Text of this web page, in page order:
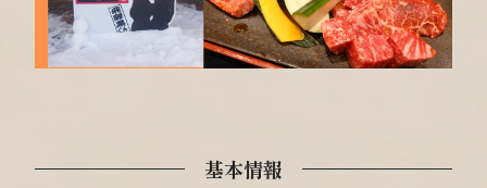
基本情報